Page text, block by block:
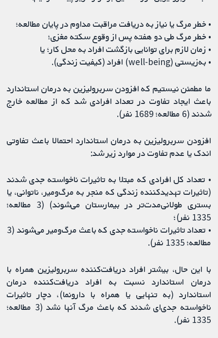
• خطر مرگ یا نیاز به دریافت مراقبت مداوم در پایان مطالعه؛
• خطر مرگ طی دو هفته پس از وقوع سکته مغزی؛
• زمان لازم برای توانایی بازگشت افراد به محل کار؛ یا
• به‌زیستی (well-being) افراد (کیفیت زندگی).
ما مطمئن نیستیم که افزودن سربرولیزین به درمان استاندارد
باعث ایجاد تفاوت در تعداد افرادی شد که از مطالعه خارج
شدند (6 مطالعه؛ 1689 نفر).
افزودن سربرولیزین به درمان استاندارد احتمالا باعث تفاوتی
اندک یا عدم تفاوت در موارد زیر شد:
• تعداد کل افرادی که مبتلا به تاثیرات ناخواسته جدی شدند
(تاثیرات تهدیدکننده زندگی که منجر به مرگ‌ومیر، ناتوانی، یا
بستری طولانی‌مدت‌تر در بیمارستان می‌شوند) (3 مطالعه؛
1335 نفر)؛
• تعداد تاثیرات ناخواسته جدی که باعث مرگ‌ومیر می‌شوند (3
مطالعه؛ 1335 نفر).
با این حال، بیشتر افراد دریافت‌کننده سربرولیزین همراه با
درمان استاندارد نسبت به افراد دریافت‌کننده درمان
استاندارد (به تنهایی یا همراه با دارونما)، دچار تاثیرات
ناخواسته جدی‌ای شدند که باعث مرگ آنها نشد (3 مطالعه؛
1335 نفر).